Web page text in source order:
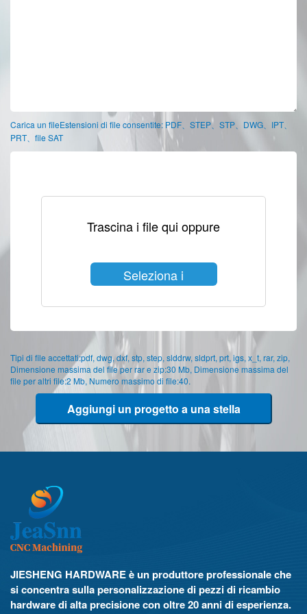
Carica un fileEstensioni di file consentite: PDF、STEP、STP、DWG、IPT、
PRT、file SAT
Trascina i file qui oppure
Seleziona i
Tipi di file accettati:pdf, dwg, dxf, stp, step, slddrw, sldprt, prt, igs, x_t, rar, zip,
Dimensione massima del file per rar e zip:30 Mb, Dimensione massima del
file per altri file:2 Mb, Numero massimo di file:40.
Aggiungi un progetto a una stella
JIESHENG HARDWARE è un produttore professionale che
si concentra sulla personalizzazione di pezzi di ricambio
hardware di alta precisione con oltre 20 anni di esperienza.